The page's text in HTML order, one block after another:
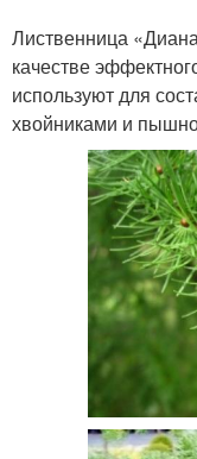
Лиственница
качестве
используют для
хвойниками и